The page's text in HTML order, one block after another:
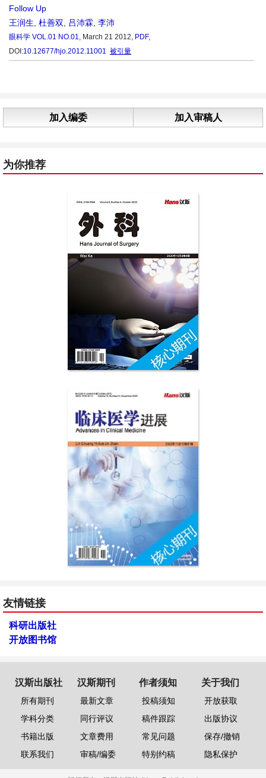
Follow Up
王润生 杜善双 吕沛霖 李沛
眼科学 VOL.01 NO.01, March 21 2012, PDF,
DOI:10.12677/hjo.2012.11001 被引量
加入编委 加入审稿人
为你推荐
友情链接
科研出版社
开放图书馆
汉斯出版社
所有期刊
学科分类
书籍出版
联系我们
汉斯期刊
最新文章
同行评议
文章费用
审稿/编委
作者须知
投稿须知
稿件跟踪
常见问题
特别约稿
关于我们
开放获取
出版协议
保存/撤销
隐私保护